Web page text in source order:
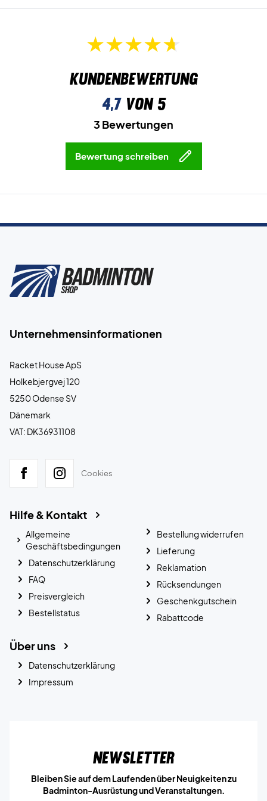
Kundenbewertung
4,7von 5
3 Bewertungen
Bewertung schreiben
Unternehmensinformationen
Racket House ApS
Holkebjergvej 120
5250 Odense SV
Dänemark
VAT: DK36931108
Cookies
Hilfe & Kontakt
Allgemeine
Geschäftsbedingungen
Datenschutzerklärung
FAQ
Preisvergleich
Bestellstatus
Bestellung widerrufen
Lieferung
Reklamation
Rücksendungen
Geschenkgutschein
Rabattcode
Über uns
Datenschutzerklärung
Impressum
Newsletter
Bleiben Sie auf dem Laufenden über Neuigkeiten zu
Badminton-Ausrüstung und Veranstaltungen.